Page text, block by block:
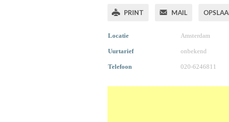
PRINT MAIL
Locatie Amsterdam
Uurtarief onbekend
Telefoon 020-6246811